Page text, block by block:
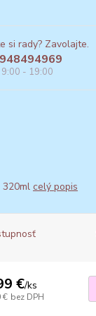
si rady? Zavolajte.
- 19:00
320ml celý popis
€/ks
€ bez DPH